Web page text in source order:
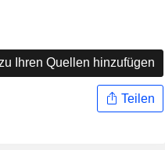
Ihren Quellen hinzufügen
Teilen